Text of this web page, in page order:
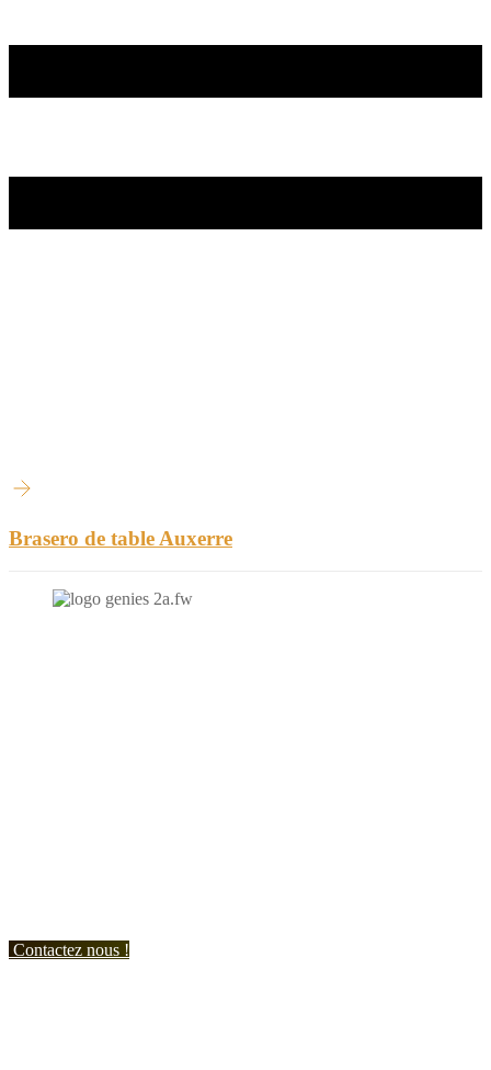
Brasero de table Auxerre
Contactez nous !